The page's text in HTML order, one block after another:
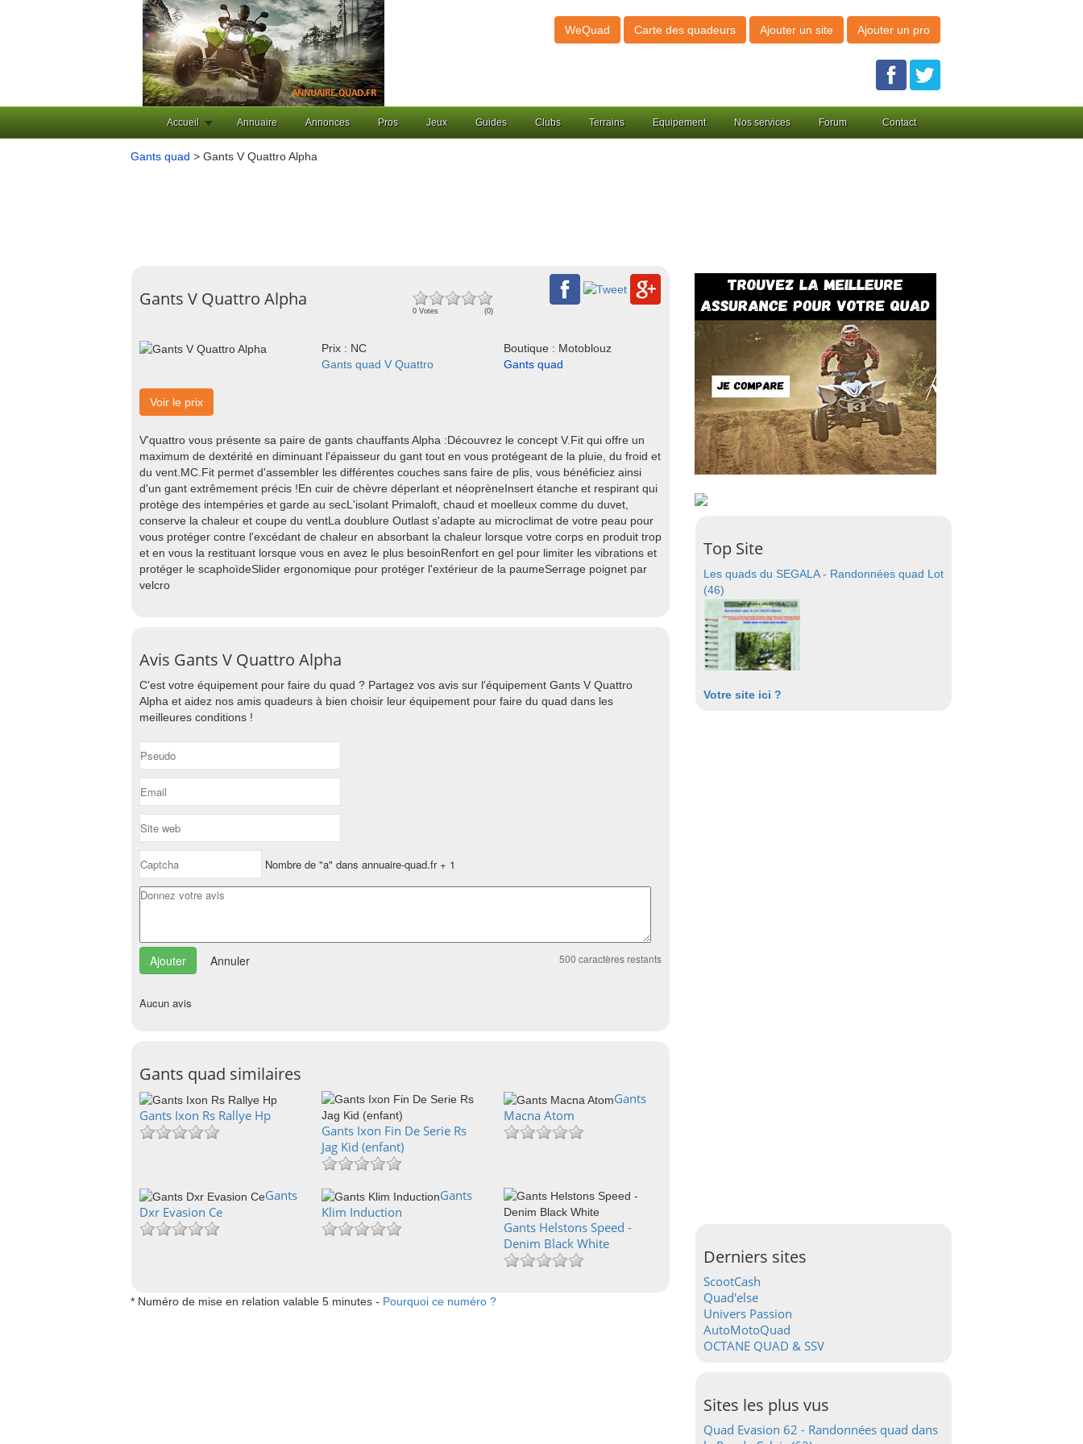
WeQuad Carte des quadeurs Ajouter un site Ajouter un pro
Accueil Annuaire Annonces Pros Jeux Guides Clubs Terrains Equipement Nos services Forum Contact
Gants quad > Gants V Quattro Alpha
Gants V Quattro Alpha
0 Votes (0)
Prix : NC
Boutique : Motoblouz
Gants quad V Quattro
Gants quad
Voir le prix
V'quattro vous présente sa paire de gants chauffants Alpha :Découvrez le concept V.Fit qui offre un
maximum de dextérité en diminuant l'épaisseur du gant tout en vous protégeant de la pluie, du froid et
du vent.MC.Fit permet d'assembler les différentes couches sans faire de plis, vous bénéficiez ainsi
d'un gant extrêmement précis !En cuir de chèvre déperlant et néoprèneInsert étanche et respirant qui
protège des intempéries et garde au secL'isolant Primaloft, chaud et moelleux comme du duvet,
conserve la chaleur et coupe du ventLa doublure Outlast s'adapte au microclimat de votre peau pour
vous protéger contre l'excédant de chaleur en absorbant la chaleur lorsque votre corps en produit trop
et en vous la restituant lorsque vous en avez le plus besoinRenfort en gel pour limiter les vibrations et
protéger le scaphoïdeSlider ergonomique pour protéger l'extérieur de la paumeSerrage poignet par
velcro
Avis Gants V Quattro Alpha
C'est votre équipement pour faire du quad ? Partagez vos avis sur l'équipement Gants V Quattro
Alpha et aidez nos amis quadeurs à bien choisir leur équipement pour faire du quad dans les
meilleures conditions !
Nombre de "a" dans annuaire-quad.fr + 1
Annuler 500 caractères restants
Aucun avis
Gants quad similaires
Gants Ixon Rs Rallye Hp
Gants Ixon Fin De Serie Rs
Jag Kid (enfant)
Gants
Macna Atom
Gants
Dxr Evasion Ce
Gants
Klim Induction
Gants Helstons Speed -
Denim Black White
* Numéro de mise en relation valable 5 minutes - Pourquoi ce numéro ?
Top Site
Les quads du SEGALA - Randonnées quad Lot
(46)
Votre site ici ?
Derniers sites
ScootCash
Quad'else
Univers Passion
AutoMotoQuad
OCTANE QUAD & SSV
Sites les plus vus
Quad Evasion 62 - Randonnées quad dans